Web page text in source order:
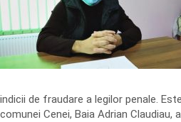
indicii de fraudare a legilor penale.
comunei Cenei, Baia Adrian Claudiau,